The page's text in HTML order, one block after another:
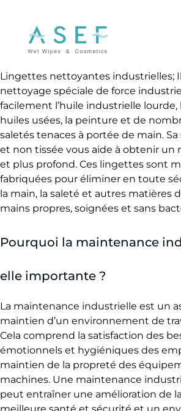
M
a
i
t
e
n
c
s
t
i
Lingettes nettoyantes industrielles;
nettoyage spéciale de force
facilement l’huile industrielle lourde,
huiles usées, la peinture et de
saletés tenaces à portée de main.
et non tissée vous aide à obtenir un
et plus profond. Ces lingettes sont
fabriquées pour éliminer en toute
la main, la saleté et autres matières
mains propres, soignées et sans
Pourquoi la maintenance
elle importante ?
La maintenance industrielle est un
maintien d’un environnement de
Cela comprend la satisfaction des
émotionnels et hygiéniques des
maintien de la propreté des
machines. Une maintenance
peut entraîner une amélioration de